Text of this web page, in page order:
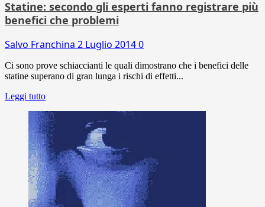
Statine: secondo gli esperti fanno registrare più
benefici che problemi
Salvo Franchina 2 Luglio 20140
Ci sono prove schiaccianti le quali dimostrano che i benefici delle
statine superano di gran lunga i rischi di effetti...
Leggi tutto